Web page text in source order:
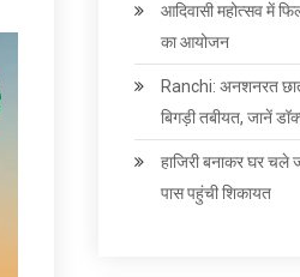
आदिवासी महोत्सव में
का आयोजन
Ranchi: अनशनरत
बिगड़ी तबीयत, जानें
हाजिरी बनाकर घर चले
पास पहुंची शिकायत